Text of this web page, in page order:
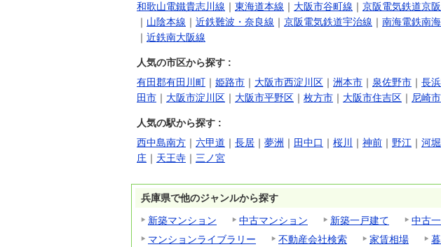
和歌山電鐵貴志川線 ｜ 東海道本線 ｜ 大阪市谷町線 ｜ 京阪電気鉄道京
｜ 山陰本線 ｜ 近鉄難波・奈良線 ｜ 京阪電気鉄道宇治線 ｜ 南海電鉄南
｜ 近鉄南大阪線
人気の市区から探す :
有田郡有田川町 ｜ 姫路市 ｜ 大阪市西淀川区 ｜ 洲本市 ｜ 泉佐野市 ｜ 長
田市 ｜ 大阪市淀川区 ｜ 大阪市平野区 ｜ 枚方市 ｜ 大阪市住吉区 ｜ 尼崎市
人気の駅から探す :
西中島南方 ｜ 六甲道 ｜ 長居 ｜ 夢洲 ｜ 田中口 ｜ 桜川 ｜ 神前 ｜ 野江 ｜ 河
庄 ｜ 天王寺 ｜ 三ノ宮
兵庫県で他のジャンルから探す
新築マンション
中古マンション 新築一戸建て 中古
マンションライブラリー
不動産会社検索 家賃相場